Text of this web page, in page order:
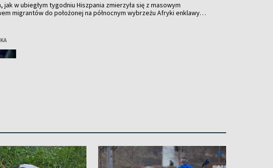
jak w ubiegłym tygodniu Hiszpania zmierzyła się z masowym
migrantów do położonej na północnym wybrzeżu Afryki enklawy
są przejawem populizmu.